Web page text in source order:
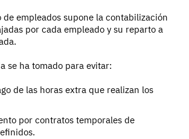
empleados supone la contabilización
por cada empleado y su reparto a
se ha tomado para evitar:
de las horas extra que realizan los
por contratos temporales de